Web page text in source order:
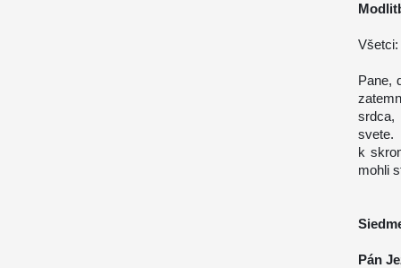
Pane,
svete.
k
mohli
Pán